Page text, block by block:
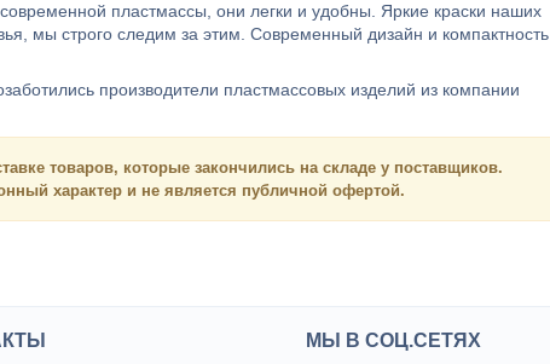
пластмассы, они легки и удобны. Яркие краски наших
мы строго следим за этим. Современный дизайн и компактность
производители пластмассовых изделий из компании
товаров, которые закончились на складе у поставщиков.
характер и не является публичной офертой.
МЫ В СОЦ.СЕТЯХ